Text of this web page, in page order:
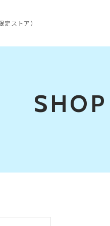
ストア）
SHOP